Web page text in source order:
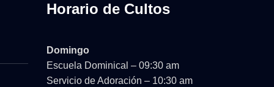
Horario de Cultos
Domingo
Escuela Dominical – 09:30 am
Servicio de Adoración – 10:30 am